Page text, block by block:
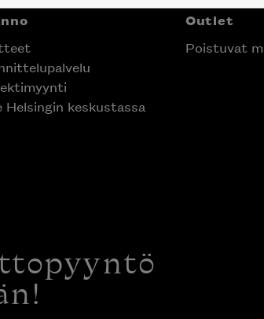
Helsingin keskustassa
Outlet
Poistuvat